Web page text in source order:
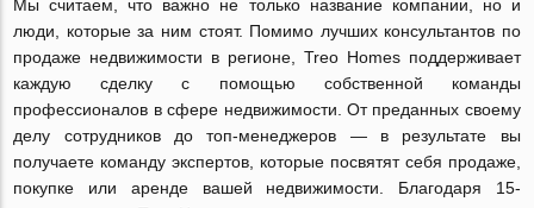
Мы считаем, что важно не только название компании, но и
люди, которые за ним стоят. Помимо лучших консультантов по
продаже недвижимости в регионе, Treo Homes поддерживает
каждую сделку с помощью собственной команды
профессионалов в сфере недвижимости. От преданных своему
делу сотрудников до топ-менеджеров — в результате вы
получаете команду экспертов, которые посвятят себя продаже,
покупке или аренде вашей недвижимости. Благодаря 15-